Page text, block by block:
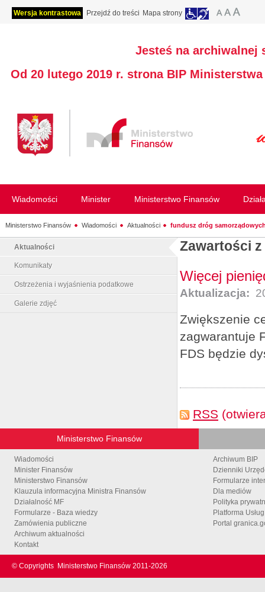
Wersja kontrastowa Przejdź do treści Mapa strony
Jesteś na archiwalnej
Od 20 lutego 2019 r. strona BIP
Wiadomości Minister Ministerstwo Finansów
Ministerstwo Finansów Wiadomości Aktualności fundusz dróg
Aktualności
Komunikaty
Ostrzeżenia i wyjaśnienia podatkowe
Galerie zdjęć
Zawartości
Więcej
Aktualizacja:
Zwiększenie
zagwarantuje
FDS będzie
RSS
Ministerstwo Finansów
Wiadomości
Minister Finansów
Ministerstwo Finansów
Klauzula informacyjna Ministra Finansów
Działalność MF
Formularze - Baza wiedzy
Zamówienia publiczne
Archiwum aktualności
Kontakt
Archiwum BIP
Dzienniki
Formularze
Dla mediów
Polityka
Platforma
Portal
© Copyrights Ministerstwo Finansów 2011-2026